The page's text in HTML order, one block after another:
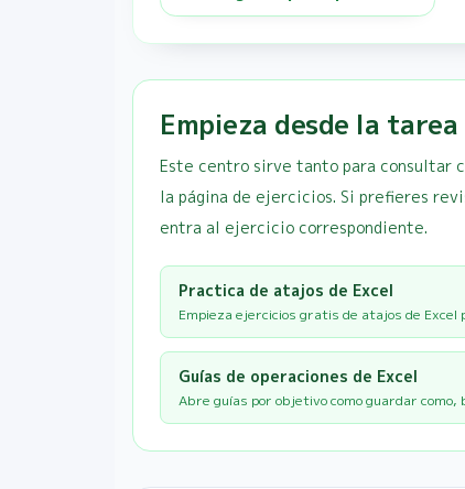
Empieza desde la
Este centro sirve tanto para consultar
la página de ejercicios. Si prefieres
entra al ejercicio correspondiente.
Practica de atajos de Excel
Empieza ejercicios gratis de atajos de
Guías de operaciones de Excel
Abre guías por objetivo como guardar